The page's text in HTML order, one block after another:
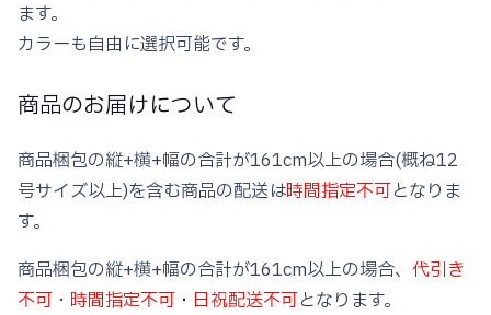
ます。
カラーも自由に選択可能です。
商品のお届けについて
商品梱包の縦+横+幅の合計が161cm以上の場合(概ね12
号サイズ以上)を含む商品の配送は時間指定不可となりま
す。
商品梱包の縦+横+幅の合計が161cm以上の場合、 代引き
不可 ・ 時間指定不可 ・ 日祝配送不可となります。